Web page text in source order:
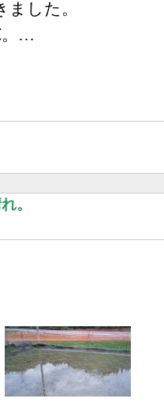
した。
。…
。